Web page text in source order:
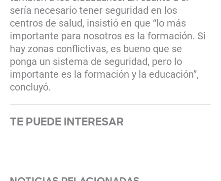
sería necesario tener seguridad en los
centros de salud, insistió en que “lo más
importante para nosotros es la formación. Si
hay zonas conflictivas, es bueno que se
ponga un sistema de seguridad, pero lo
importante es la formación y la educación”,
concluyó.
TE PUEDE INTERESAR